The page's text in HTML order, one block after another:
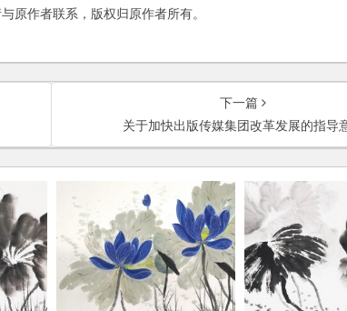
原作者联系，版权归原作者所有。
下一篇
关于加快出版传媒集团改革发展的指导